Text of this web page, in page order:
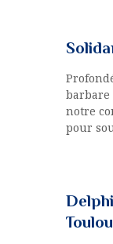
barbare
notre
pour